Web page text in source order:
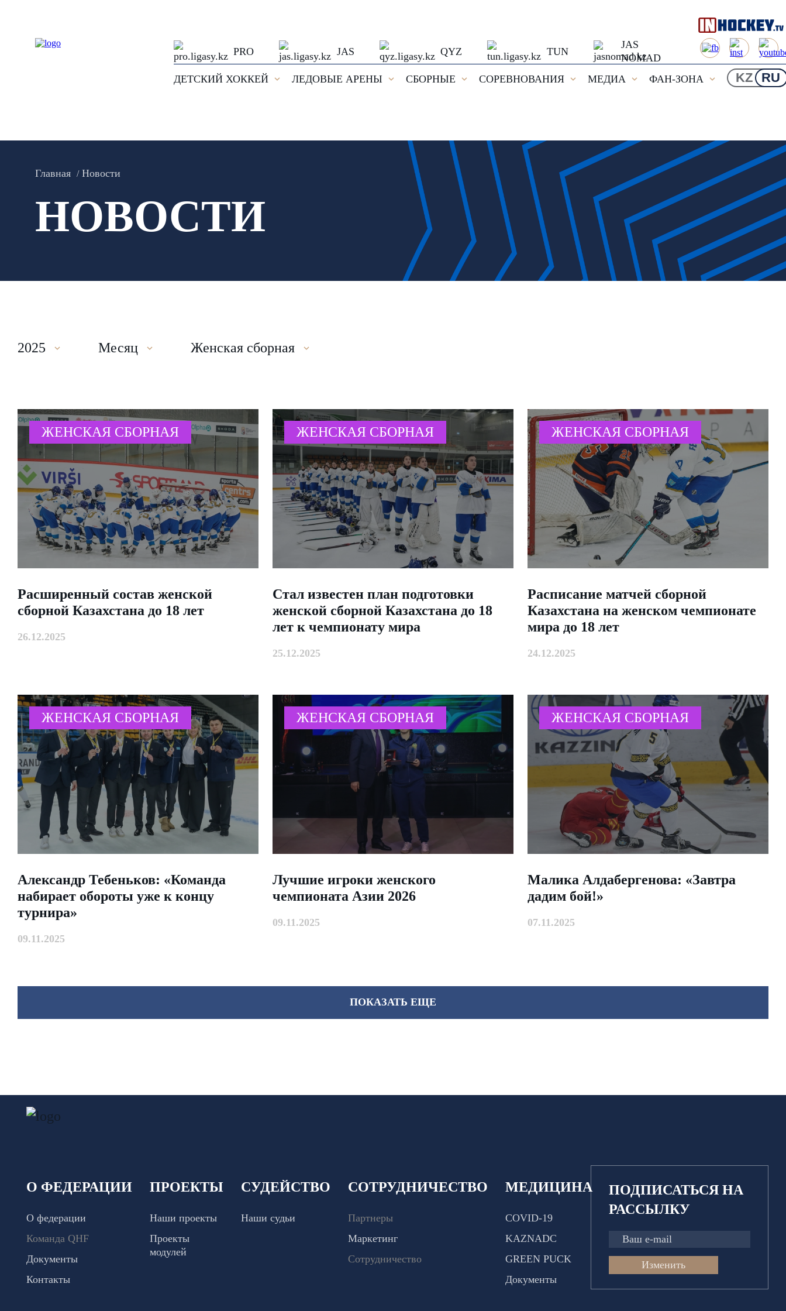
PRO JAS QYZ TUN
JAS
NOMAD
ДЕТСКИЙ ХОККЕЙ
ЛЕДОВЫЕ АРЕНЫ СБОРНЫЕ СОРЕВНОВАНИЯ МЕДИА ФАН-ЗОНА KZ RU
Главная Новости
НОВОСТИ
2025 Месяц Женская сборная
ЖЕНСКАЯ СБОРНАЯ
Расширенный состав женской
сборной Казахстана до 18 лет
26.12.2025
ЖЕНСКАЯ СБОРНАЯ
Стал известен план подготовки
женской сборной Казахстана до 18
лет к чемпионату мира
25.12.2025
ЖЕНСКАЯ СБОРНАЯ
Расписание матчей сборной
Казахстана на женском чемпионате
мира до 18 лет
24.12.2025
ЖЕНСКАЯ СБОРНАЯ
Александр Тебеньков: «Команда
набирает обороты уже к концу
турнира»
09.11.2025
ЖЕНСКАЯ СБОРНАЯ
Лучшие игроки женского
чемпионата Азии 2026
09.11.2025
ЖЕНСКАЯ СБОРНАЯ
Малика Алдабергенова: «Завтра
дадим бой!»
07.11.2025
ПОКАЗАТЬ ЕЩЕ
О ФЕДЕРАЦИИ
О федерации
Команда QHF
Документы
Контакты
ПРОЕКТЫ
Наши проекты
Проекты
модулей
СУДЕЙСТВО
Наши судьи
СОТРУДНИЧЕСТВО
Партнеры
Маркетинг
Сотрудничество
МЕДИЦИНА
COVID-19
KAZNADC
GREEN PUCK
Документы
ПОДПИСАТЬСЯ НА
РАССЫЛКУ
Изменить